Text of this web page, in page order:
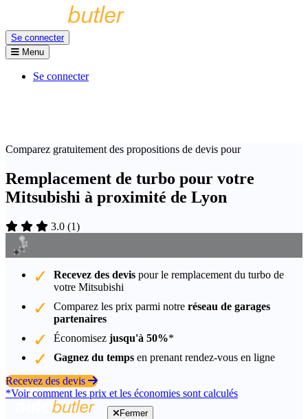
Se connecter
Menu
Se connecter
Comparez gratuitement des propositions de devis pour
Remplacement de turbo pour votre
Mitsubishi à proximité de Lyon
3.0 (1)
Recevez des devis pour le remplacement du turbo de
votre Mitsubishi
Comparez les prix parmi notre réseau de garages
partenaires
Économisez jusqu'à 50%*
Gagnez du temps en prenant rendez-vous en ligne
Recevez des devis
*Voir comment les prix et les économies sont calculés
Fermer